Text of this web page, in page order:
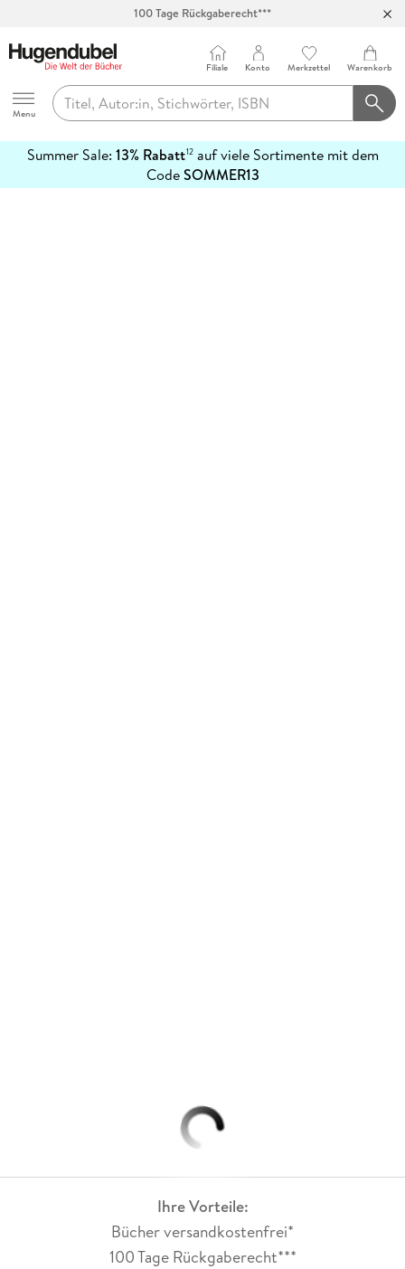
100 Tage Rückgaberecht***
Hugendubel
Menu
Filiale Konto Merkzettel Warenkorb
Summer Sale: 13% Rabatt12auf viele Sortimente mit dem
CodeSOMMER13
erfahren
Ihre Vorteile:
Bücher versandkostenfrei*
100 Tage Rückgaberecht***